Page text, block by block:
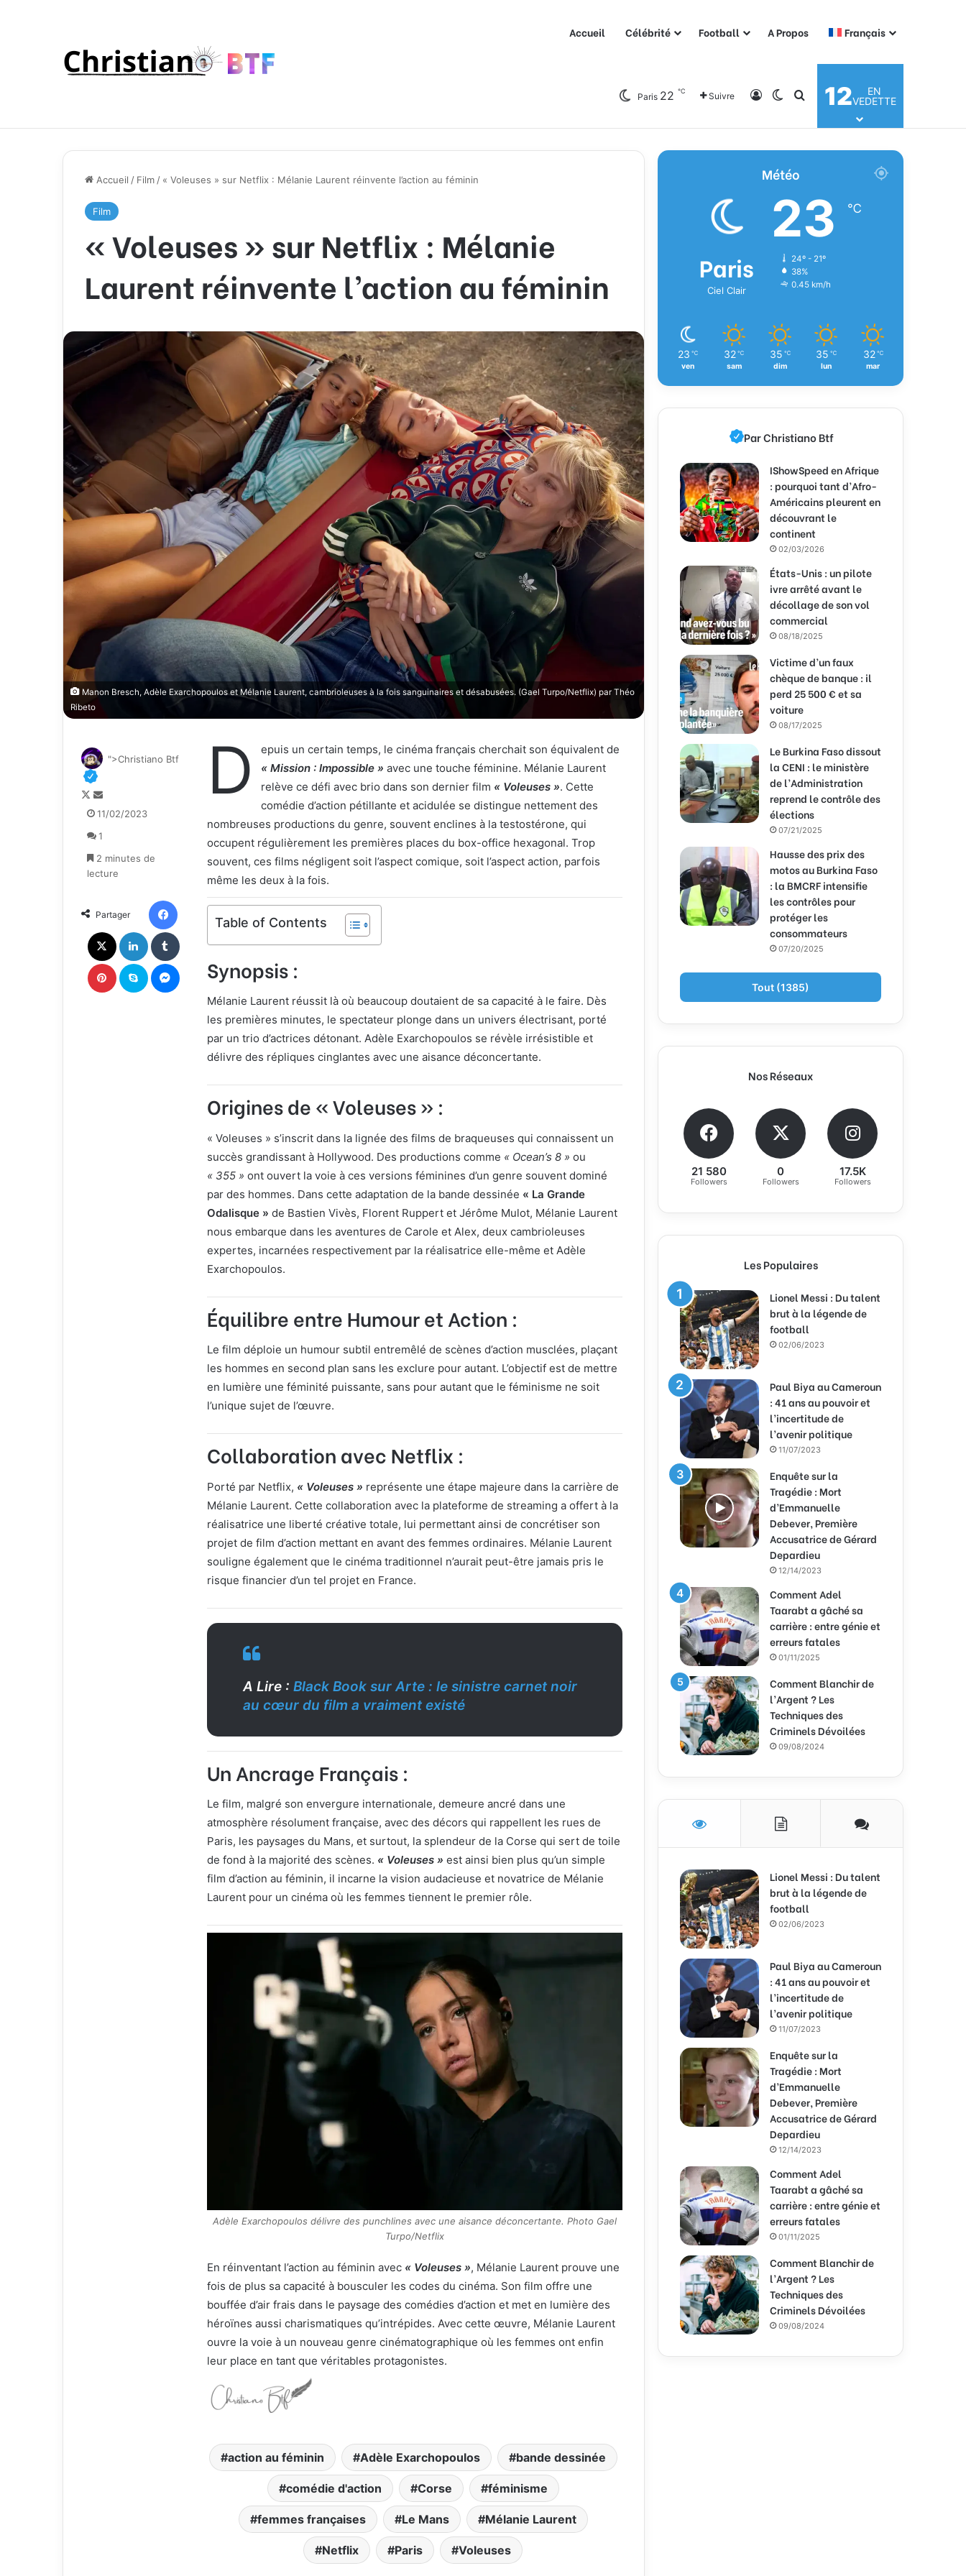
Accueil Célébrité Football A Propos Français
Paris 22 ℃ Suivre ConnexionSwitch skin
Rechercher
12
EN
VEDETTE
Accueil / Film / « Voleuses » sur Netflix : Mélanie Laurent réinvente l’action au féminin
Film
« Voleuses » sur Netflix : Mélanie
Laurent réinvente l’action au féminin
Manon Bresch, Adèle Exarchopoulos et Mélanie Laurent, cambrioleuses à la fois sanguinaires et désabusées. (Gael Turpo/Netflix) par Théo
Ribeto
D
epuis un certain temps, le cinéma français cherchait son équivalent de
« Mission : Impossible » avec une touche féminine. Mélanie Laurent
relève ce défi avec brio dans son dernier film « Voleuses ». Cette
comédie d’action pétillante et acidulée se distingue nettement des
nombreuses productions du genre, souvent enclines à la testostérone, qui
occupent régulièrement les premières places du box-office hexagonal. Trop
souvent, ces films négligent soit l’aspect comique, soit l’aspect action, parfois
même les deux à la fois.
Table of Contents
Synopsis :
Mélanie Laurent réussit là où beaucoup doutaient de sa capacité à le faire. Dès
les premières minutes, le spectateur plonge dans un univers électrisant, porté
par un trio d’actrices détonant. Adèle Exarchopoulos se révèle irrésistible et
délivre des répliques cinglantes avec une aisance déconcertante.
Origines de « Voleuses » :
« Voleuses » s’inscrit dans la lignée des films de braqueuses qui connaissent un
succès grandissant à Hollywood. Des productions comme « Ocean’s 8 » ou
« 355 » ont ouvert la voie à ces versions féminines d’un genre souvent dominé
par des hommes. Dans cette adaptation de la bande dessinée « La Grande
Odalisque » de Bastien Vivès, Florent Ruppert et Jérôme Mulot, Mélanie Laurent
nous embarque dans les aventures de Carole et Alex, deux cambrioleuses
expertes, incarnées respectivement par la réalisatrice elle-même et Adèle
Exarchopoulos.
Équilibre entre Humour et Action :
Le film déploie un humour subtil entremêlé de scènes d’action musclées, plaçant
les hommes en second plan sans les exclure pour autant. L’objectif est de mettre
en lumière une féminité puissante, sans pour autant que le féminisme ne soit
l’unique sujet de l’œuvre.
Collaboration avec Netflix :
Porté par Netflix, « Voleuses » représente une étape majeure dans la carrière de
Mélanie Laurent. Cette collaboration avec la plateforme de streaming a offert à la
réalisatrice une liberté créative totale, lui permettant ainsi de concrétiser son
projet de film d’action mettant en avant des femmes ordinaires. Mélanie Laurent
souligne également que le cinéma traditionnel n’aurait peut-être jamais pris le
risque financier d’un tel projet en France.
A Lire : Black Book sur Arte : le sinistre carnet noir
au cœur du film a vraiment existé
Un Ancrage Français :
Le film, malgré son envergure internationale, demeure ancré dans une
atmosphère résolument française, avec des décors qui rappellent les rues de
Paris, les paysages du Mans, et surtout, la splendeur de la Corse qui sert de toile
de fond à la majorité des scènes. « Voleuses » est ainsi bien plus qu’un simple
film d’action au féminin, il incarne la vision audacieuse et novatrice de Mélanie
Laurent pour un cinéma où les femmes tiennent le premier rôle.
Adèle Exarchopoulos délivre des punchlines avec une aisance déconcertante. Photo Gael
Turpo/Netflix
En réinventant l’action au féminin avec « Voleuses », Mélanie Laurent prouve une
fois de plus sa capacité à bousculer les codes du cinéma. Son film offre une
bouffée d’air frais dans le paysage des comédies d’action et met en lumière des
héroïnes aussi charismatiques qu’intrépides. Avec cette œuvre, Mélanie Laurent
ouvre la voie à un nouveau genre cinématographique où les femmes ont enfin
leur place en tant que véritables protagonistes.
action au féminin Adèle Exarchopoulos bande dessinée
comédie d'action Corse féminisme
femmes françaises Le Mans Mélanie Laurent
Netflix Paris Voleuses
">Christiano Btf
F
o
l
o
w
X
n
y
e
n
c
o
u
r
r
11/02/2023
1
2 minutes de
lecture
Partager
Météo
Paris
Ciel Clair
23 ℃
24º - 21º
38%
0.45 km/h
23 ℃
ven
32 ℃
sam
35 ℃
dim
35 ℃
lun
32 ℃
mar
Par Christiano Btf
IShowSpeed en Afrique
: pourquoi tant d’Afro-
Américains pleurent en
découvrant le
continent
02/03/2026
États-Unis : un pilote
ivre arrêté avant le
décollage de son vol
commercial
08/18/2025
Victime d’un faux
chèque de banque : il
perd 25 500 € et sa
voiture
08/17/2025
Le Burkina Faso dissout
la CENI : le ministère
de l’Administration
reprend le contrôle des
élections
07/21/2025
Hausse des prix des
motos au Burkina Faso
: la BMCRF intensifie
les contrôles pour
protéger les
consommateurs
07/20/2025
Tout (1385)
Nos Réseaux
21 580
Followers
0
Followers
17.5K
Followers
Les Populaires
Lionel Messi : Du talent
brut à la légende de
football
02/06/2023
Paul Biya au Cameroun
: 41 ans au pouvoir et
l’incertitude de
l’avenir politique
11/07/2023
Enquête sur la
Tragédie : Mort
d’Emmanuelle
Debever, Première
Accusatrice de Gérard
Depardieu
12/14/2023
Comment Adel
Taarabt a gâché sa
carrière : entre génie et
erreurs fatales
01/11/2025
Comment Blanchir de
l’Argent ? Les
Techniques des
Criminels Dévoilées
09/08/2024
Lionel Messi : Du talent
brut à la légende de
football
02/06/2023
Paul Biya au Cameroun
: 41 ans au pouvoir et
l’incertitude de
l’avenir politique
11/07/2023
Enquête sur la
Tragédie : Mort
d’Emmanuelle
Debever, Première
Accusatrice de Gérard
Depardieu
12/14/2023
Comment Adel
Taarabt a gâché sa
carrière : entre génie et
erreurs fatales
01/11/2025
Comment Blanchir de
l’Argent ? Les
Techniques des
Criminels Dévoilées
09/08/2024